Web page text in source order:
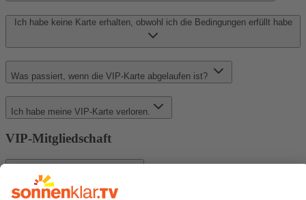
Ich habe keine Karte erhalten, obwohl ich die Bedingungen erfüllt habe
Was passiert, wenn die VIP-Karte abgelaufen ist?
Ich habe meine VIP-Karte verloren.
VIP-Mitgliedschaft
Wie werde ich VIP-Mitglied?